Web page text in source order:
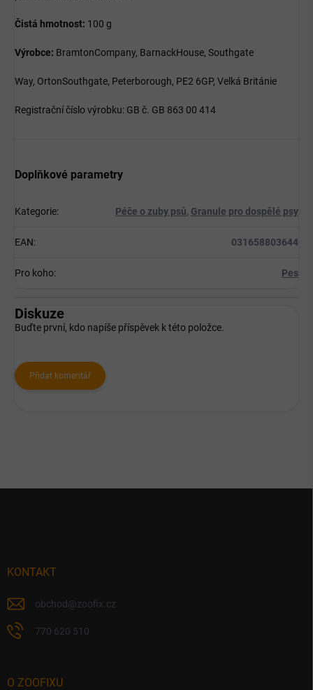
Čistá hmotnost: 100 g
Výrobce: BramtonCompany, BarnackHouse, Southgate
Way, OrtonSouthgate, Peterborough, PE2 6GP, Velká Británie
Registrační číslo výrobku: GB č. GB 863 00 414
Doplňkové parametry
Kategorie: Péče o zuby psů, Granule pro dospělé psy
EAN: 031658803644
Pro koho: Pes
Diskuze
Buďte první, kdo napíše příspěvek k této položce.
Přidat komentář
KONTAKT
obchod @zoofix.cz
770 620 510
O ZOOFIXU